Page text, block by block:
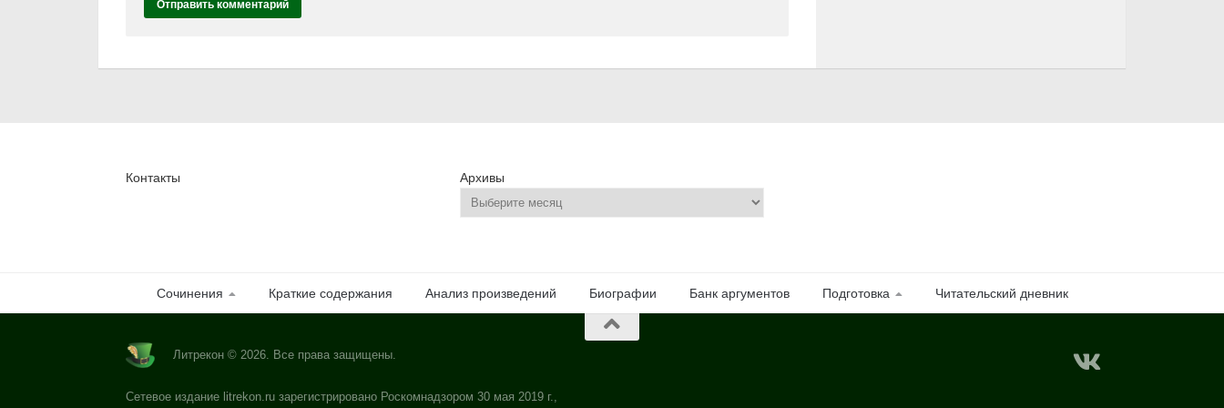
Контакты Архивы
Сочинения Краткие содержания Анализ произведений Биографии Банк аргументов Подготовка Читательский дневник
Литрекон © 2026. Все права защищены.
Сетевое издание litrekon.ru зарегистрировано Роскомнадзором 30 мая 2019 г.,